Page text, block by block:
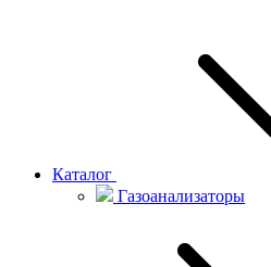
Каталог
Газоанализаторы